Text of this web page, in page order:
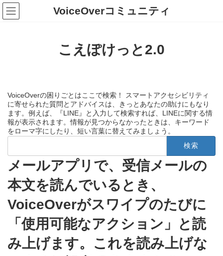
コ
ン
テ
ナ
ビ
ゲ
VoiceOverコミュニティ
こえぽけっと2.0
VoiceOverの困りごとはここで検索！ スマートアクセシビリティ
に寄せられた質問とアドバイスは、きっとあなたの助けにもなり
ます。例えば、『LINE』と入力して検索すれば、LINEに関する情
報が表示されます。情報が見つからなかったときは、キーワード
をローマ字にしたり、短い言葉に替えてみましょう。
検
メールアプリで、受信メールの
本文を読んでいるとき、
VoiceOverがスワイプのたびに
「使用可能なアクション」と読
み上げます。これを読み上げな